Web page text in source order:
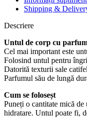
Shipping &
Descriere
Untul de corp cu
Cel mai important este
Folosind untul pentru
Datorită texturii sale
Parfumul său de lungă
Cum se foloseșt
Puneți o cantitate mică
hidratare. Untul poate fi,